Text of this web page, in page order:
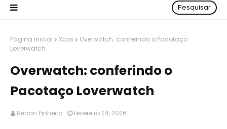
Pesquisar
Página inicial Xbox
Overwatch: conferindo o Pacotaço
Loverwatch
Overwatch: conferindo o
Pacotaço Loverwatch
Renan Pinheiro fevereiro 24, 2026